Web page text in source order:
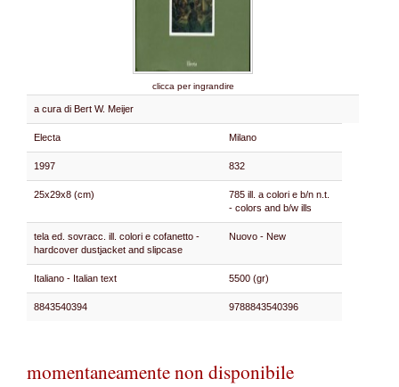
clicca per ingrandire
a cura di Bert W. Meijer
Electa Milano
1997 832
25x29x8 (cm)
785 ill. a colori e b/n n.t.
- colors and b/w ills
tela ed. sovracc. ill. colori e cofanetto -
hardcover dustjacket and slipcase
Nuovo - New
Italiano - Italian text 5500 (gr)
8843540394 9788843540396
momentaneamente non disponibile